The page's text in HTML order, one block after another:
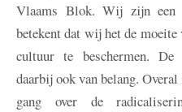
Vlaams Blok. Wij zijn een
betekent dat wij het de
cultuur te beschermen.
daarbij ook van belang.
gang over de